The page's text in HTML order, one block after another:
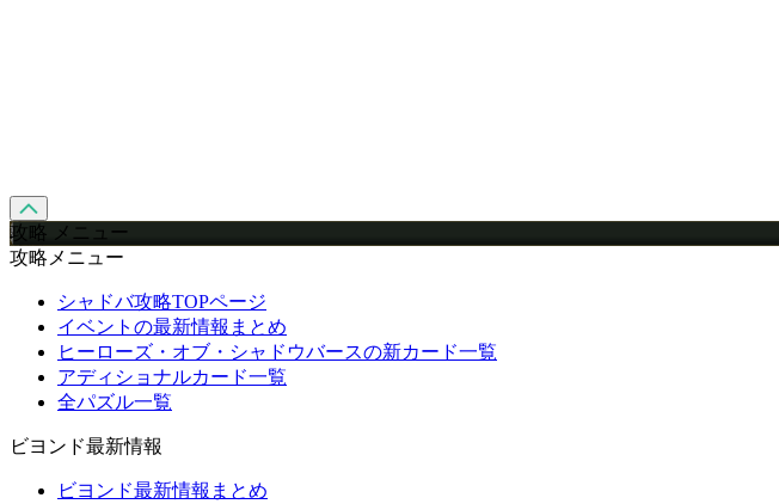
攻略 メニュー
攻略メニュー
シャドバ攻略TOPページ
イベントの最新情報まとめ
ヒーローズ・オブ・シャドウバースの新カード一覧
アディショナルカード一覧
全パズル一覧
ビヨンド最新情報
ビヨンド最新情報まとめ